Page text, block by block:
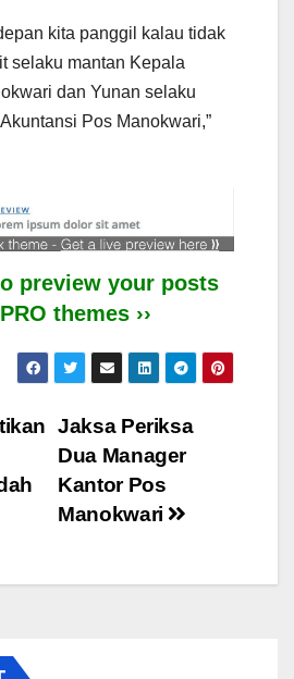
kita panggil kalau tidak
selaku mantan Kepala
dan Yunan selaku
Pos Manokwari,”
preview your posts
themes ››
Jaksa Periksa
Dua Manager
Kantor Pos
Manokwari